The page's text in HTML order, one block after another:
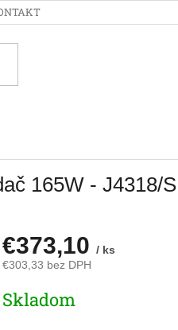
165W - J4318/S
€373,10 / ks
€303,33 bez DPH
cena:
Skladom